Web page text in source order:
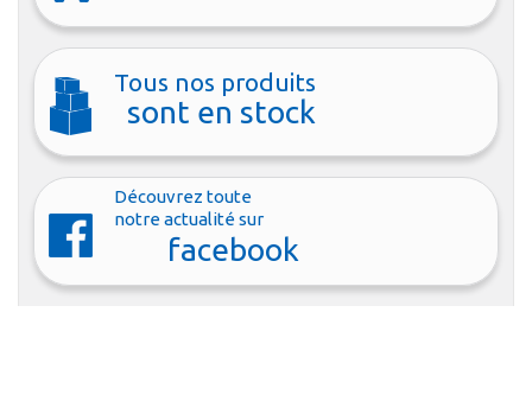
Tous nos produits
sont en stock
Découvrez toute
notre actualité sur
facebook